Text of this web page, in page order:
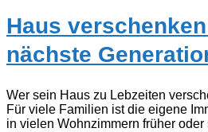
Haus
nächste
Wer sein Haus zu Lebzeiten
Für viele Familien ist die eigene
in vielen Wohnzimmern früher